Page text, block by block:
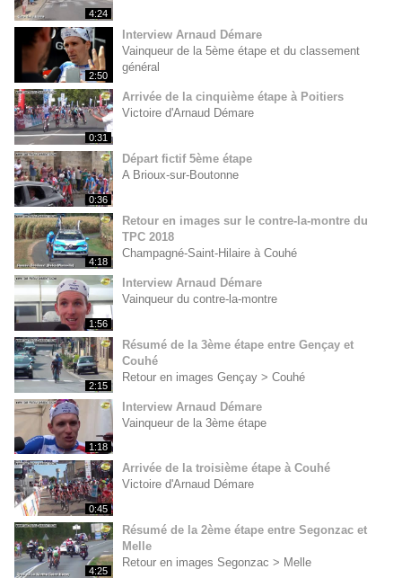
4:24
2:50
Interview Arnaud Démare
Vainqueur de la 5ème étape et du classement
général
0:31
Arrivée de la cinquième étape à Poitiers
Victoire d'Arnaud Démare
0:36
Départ fictif 5ème étape
A Brioux-sur-Boutonne
4:18
Retour en images sur le contre-la-montre du
TPC 2018
Champagné-Saint-Hilaire à Couhé
1:56
Interview Arnaud Démare
Vainqueur du contre-la-montre
2:15
Résumé de la 3ème étape entre Gençay et
Couhé
Retour en images Gençay > Couhé
1:18
Interview Arnaud Démare
Vainqueur de la 3ème étape
0:45
Arrivée de la troisième étape à Couhé
Victoire d'Arnaud Démare
4:25
Résumé de la 2ème étape entre Segonzac et
Melle
Retour en images Segonzac > Melle